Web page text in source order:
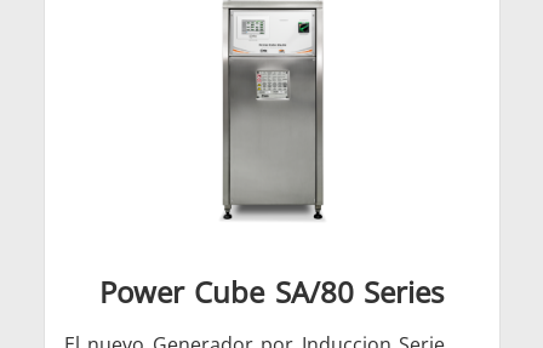
Sellado
contracción
Power Cube SA/80 Series